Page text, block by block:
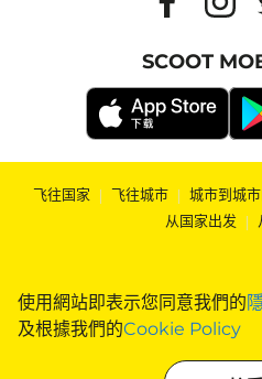
使用網站即表示您同意我們的
及根據我們的Cookie Policy
SCOOT
飞往国家 | 飞往城市 | 城市到城
从国家出发 |